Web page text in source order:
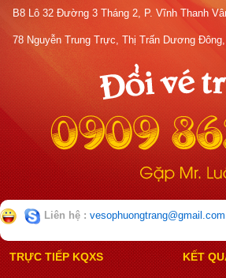
B8 Lô 32 Đường 3 Tháng 2, P. Vĩnh Thanh
78 Nguyễn Trung Trực, Thị Trấn Dương
Liên hệ : vesophuongtrang@gmail.com
TRỰC TIẾP KQXS KẾT